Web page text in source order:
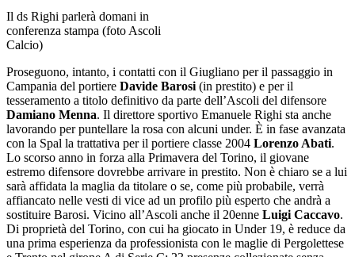
Il ds Righi parlerà domani in
conferenza stampa (foto Ascoli
Calcio)
Proseguono, intanto, i contatti con il Giugliano per il passaggio in
Campania del portiere Davide Barosi (in prestito) e per il
tesseramento a titolo definitivo da parte dell’Ascoli del difensore
Damiano Menna. Il direttore sportivo Emanuele Righi sta anche
lavorando per puntellare la rosa con alcuni under. È in fase avanzata
con la Spal la trattativa per il portiere classe 2004 Lorenzo Abati.
Lo scorso anno in forza alla Primavera del Torino, il giovane
estremo difensore dovrebbe arrivare in prestito. Non è chiaro se a lui
sarà affidata la maglia da titolare o se, come più probabile, verrà
affiancato nelle vesti di vice ad un profilo più esperto che andrà a
sostituire Barosi. Vicino all’Ascoli anche il 20enne Luigi Caccavo.
Di proprietà del Torino, con cui ha giocato in Under 19, è reduce da
una prima esperienza da professionista con le maglie di Pergolettese